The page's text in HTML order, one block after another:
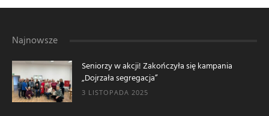
Najnowsze
Seniorzy w akcji! Zakończyła się kampania
„Dojrzała segregacja”
3 LISTOPADA 2025